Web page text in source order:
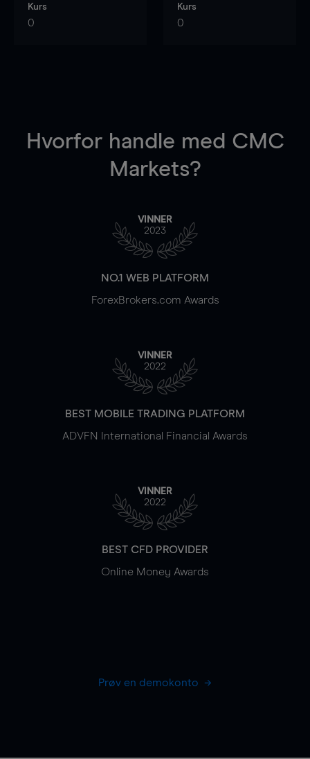
Kurs
0
Kurs
0
Hvorfor handle med CMC
Markets?
VINNER
2023
NO.1 WEB PLATFORM
ForexBrokers.com Awards
VINNER
2022
BEST MOBILE TRADING PLATFORM
ADVFN International Financial Awards
VINNER
2022
BEST CFD PROVIDER
Online Money Awards
Prøv en demokonto